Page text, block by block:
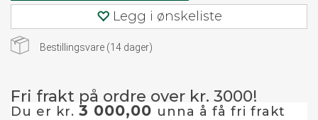
Legg i ønskeliste
Bestillingsvare (14 dager)
Fri frakt på ordre over kr. 3000!
Du er kr. 3 000,00 unna å få fri frakt